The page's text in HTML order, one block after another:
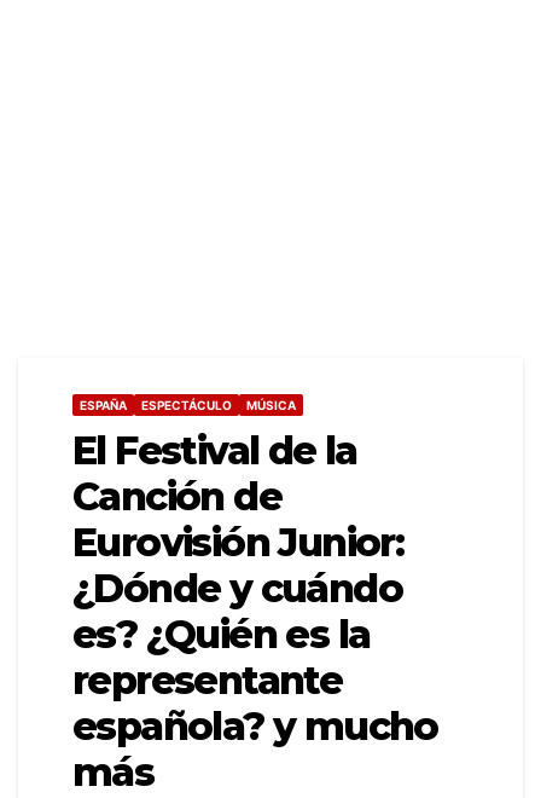
ESPAÑA ESPECTÁCULO MÚSICA
El Festival de la
Canción de
Eurovisión Junior:
¿Dónde y cuándo
es? ¿Quién es la
representante
española? y mucho
más